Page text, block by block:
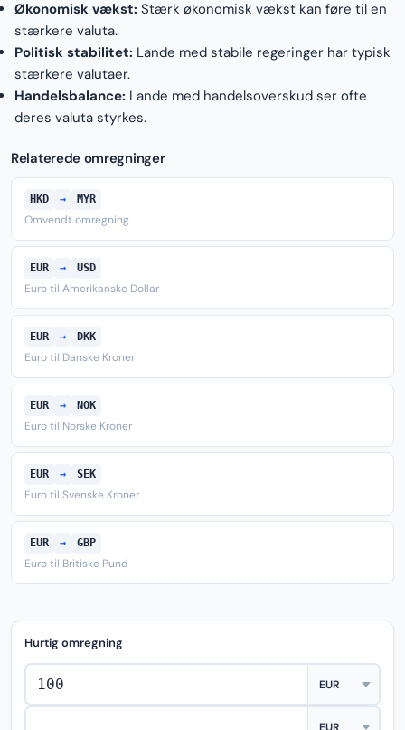
Økonomisk vækst: Stærk økonomisk vækst kan føre til en
stærkere valuta.
Politisk stabilitet: Lande med stabile regeringer har typisk
stærkere valutaer.
Handelsbalance: Lande med handelsoverskud ser ofte
deres valuta styrkes.
Relaterede omregninger
HKD → MYR
Omvendt omregning
EUR → USD
Euro til Amerikanske Dollar
EUR → DKK
Euro til Danske Kroner
EUR → NOK
Euro til Norske Kroner
EUR → SEK
Euro til Svenske Kroner
EUR → GBP
Euro til Britiske Pund
Hurtig omregning